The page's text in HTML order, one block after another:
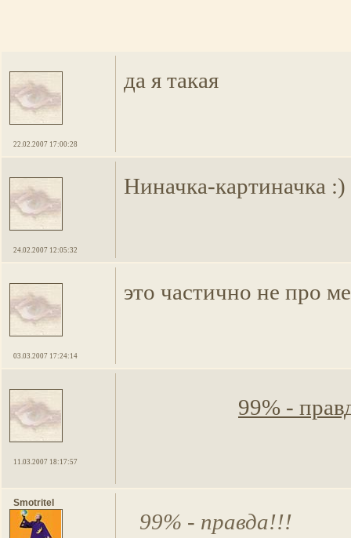
22.02.2007 17:00:28
да я такая
24.02.2007 12:05:32
Ниначка-картиначка :)
03.03.2007 17:24:14
это частично не про
11.03.2007 18:17:57
99% -
Smotritel
99% - правда!!!